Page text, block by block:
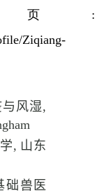
页 :
Ziqiang-
风湿,
, 山东
础兽医